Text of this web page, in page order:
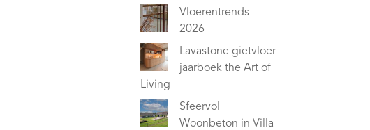
Vloerentrends
2026
Lavastone gietvloer
jaarboek the Art of
Living
Sfeervol
Woonbeton in Villa